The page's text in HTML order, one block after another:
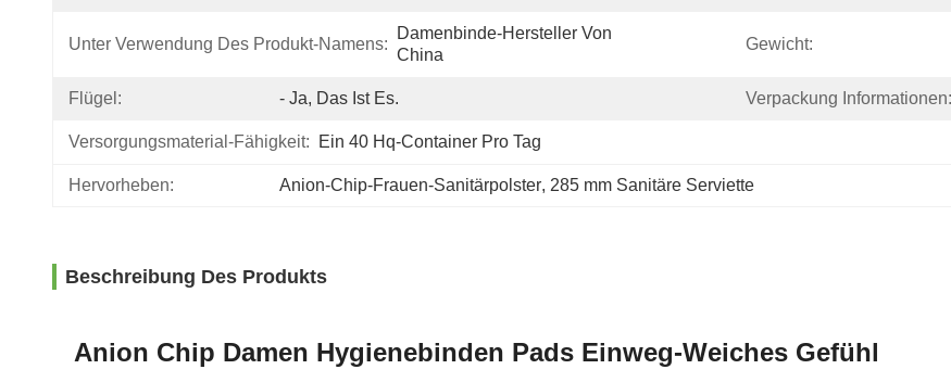
Unter Verwendung Des Produkt-Namens:
Damenbinde-Hersteller Von
China
Gewicht:
Flügel: - Ja, Das Ist Es. Verpackung Informationen:
Versorgungsmaterial-Fähigkeit: Ein 40 Hq-Container Pro Tag
Hervorheben: Anion-Chip-Frauen-Sanitärpolster, 285 mm Sanitäre Serviette
Beschreibung Des Produkts
Anion Chip Damen Hygienebinden Pads Einweg-Weiches Gefühl